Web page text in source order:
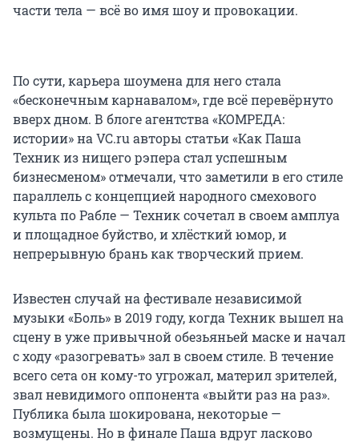
части тела — всё во имя шоу и провокации.
По сути, карьера шоумена для него стала
«бесконечным карнавалом», где всё перевёрнуто
вверх дном. В блоге агентства «КОМРЕДА:
истории» на VC.ru авторы статьи «Как Паша
Техник из нищего рэпера стал успешным
бизнесменом» отмечали, что заметили в его стиле
параллель с концепцией народного смехового
культа по Рабле — Техник сочетал в своем амплуа
и площадное буйство, и хлёсткий юмор, и
непрерывную брань как творческий прием.
Известен случай на фестивале независимой
музыки «Боль» в 2019 году, когда Техник вышел на
сцену в уже привычной обезьяньей маске и начал
с ходу «разогревать» зал в своем стиле. В течение
всего сета он кому-то угрожал, материл зрителей,
звал невидимого оппонента «выйти раз на раз».
Публика была шокирована, некоторые —
возмущены. Но в финале Паша вдруг ласково